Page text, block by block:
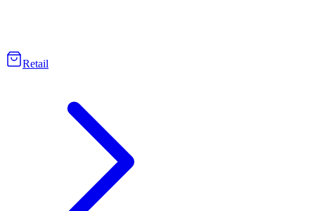
Retail